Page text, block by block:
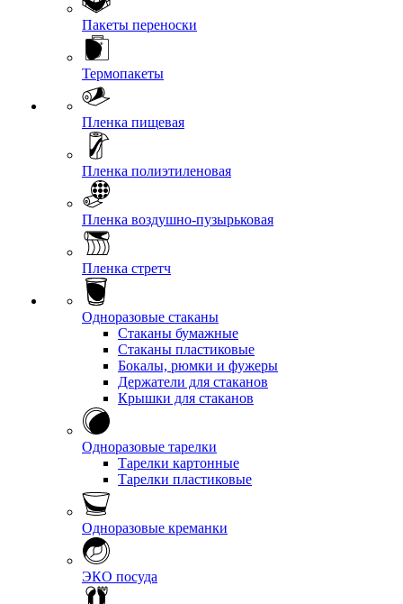
Пакеты переноски
Термопакеты
Пленка пищевая
Пленка полиэтиленовая
Пленка воздушно-пузырьковая
Пленка стретч
Одноразовые стаканы
Стаканы бумажные
Стаканы пластиковые
Бокалы, рюмки и фужеры
Держатели для стаканов
Крышки для стаканов
Одноразовые тарелки
Тарелки картонные
Тарелки пластиковые
Одноразовые креманки
ЭКО посуда